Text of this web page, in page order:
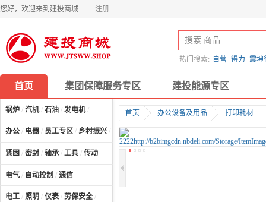
您好，欢迎来到建投商城 注册
热门搜索: 自营 得力 震坤
首页 集团保障服务专区 建投能源专区
锅炉 / 汽机/ 石油 / 发电机/
办公 / 电器 / 员工专区 / 乡村振兴 / 计算机及配件
紧固 / 密封 / 轴承 / 工具 / 传动
电气 / 自动控制 / 通信
电工 / 照明 / 仪表 / 劳保安全 /
首页 办公设备及用品 打印耗材